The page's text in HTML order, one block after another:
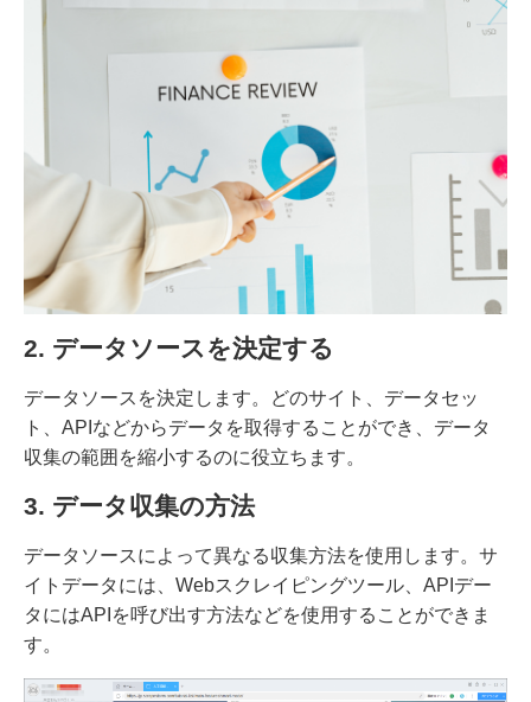
2. データソースを決定する
データソースを決定します。どのサイト、データセッ
ト、APIなどからデータを取得することができ、データ
収集の範囲を縮小するのに役立ちます。
3. データ収集の方法
データソースによって異なる収集方法を使用します。サ
イトデータには、Webスクレイピングツール、APIデー
タにはAPIを呼び出す方法などを使用することができま
す。